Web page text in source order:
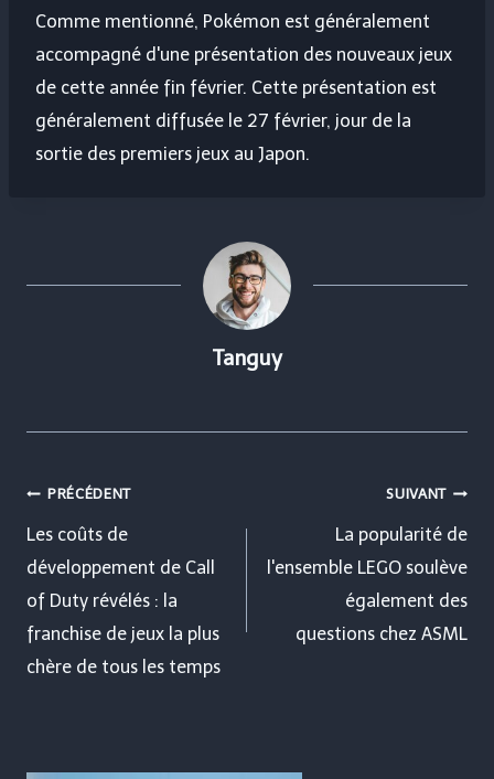
Comme mentionné, Pokémon est généralement
accompagné d'une présentation des nouveaux jeux
de cette année fin février. Cette présentation est
généralement diffusée le 27 février, jour de la
sortie des premiers jeux au Japon.
Tanguy
Navigation
de
l’article
PRÉCÉDENT
Les coûts de
développement de Call
of Duty révélés : la
franchise de jeux la plus
chère de tous les temps
SUIVANT
La popularité de
l'ensemble LEGO soulève
également des
questions chez ASML